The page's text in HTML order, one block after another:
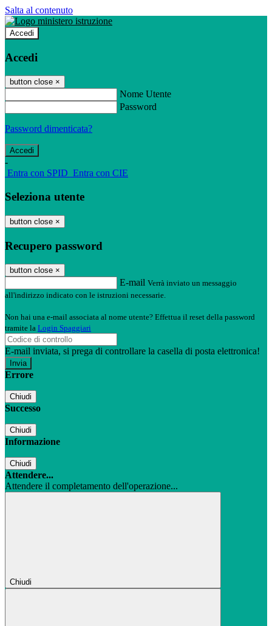
Salta al contenuto
Accedi
Accedi
button close ×
Nome Utente
Password
Password dimenticata?
-
Entra con SPID Entra con CIE
Seleziona utente
button close ×
Recupero password
button close ×
E-mail Verrà inviato un messaggio
all'indirizzo indicato con le istruzioni necessarie.
Non hai una e-mail associata al nome utente? Effettua il reset della password
tramite la Login Spaggiari
E-mail inviata, si prega di controllare la casella di posta elettronica!
Errore
Chiudi
Successo
Chiudi
Informazione
Chiudi
Attendere...
Attendere il completamento dell'operazione...
Chiudi